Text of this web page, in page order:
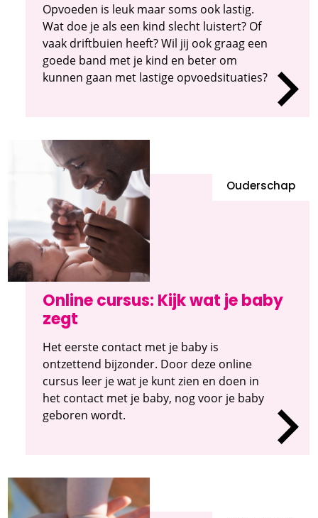
Opvoeden is leuk maar soms ook lastig.
Wat doe je als een kind slecht luistert? Of
vaak driftbuien heeft? Wil jij ook graag een
goede band met je kind en beter om
kunnen gaan met lastige opvoedsituaties?
Online cursus: Kijk wat je baby
zegt
Ouderschap
Het eerste contact met je baby is
ontzettend bijzonder. Door deze online
cursus leer je wat je kunt zien en doen in
het contact met je baby, nog voor je baby
geboren wordt.